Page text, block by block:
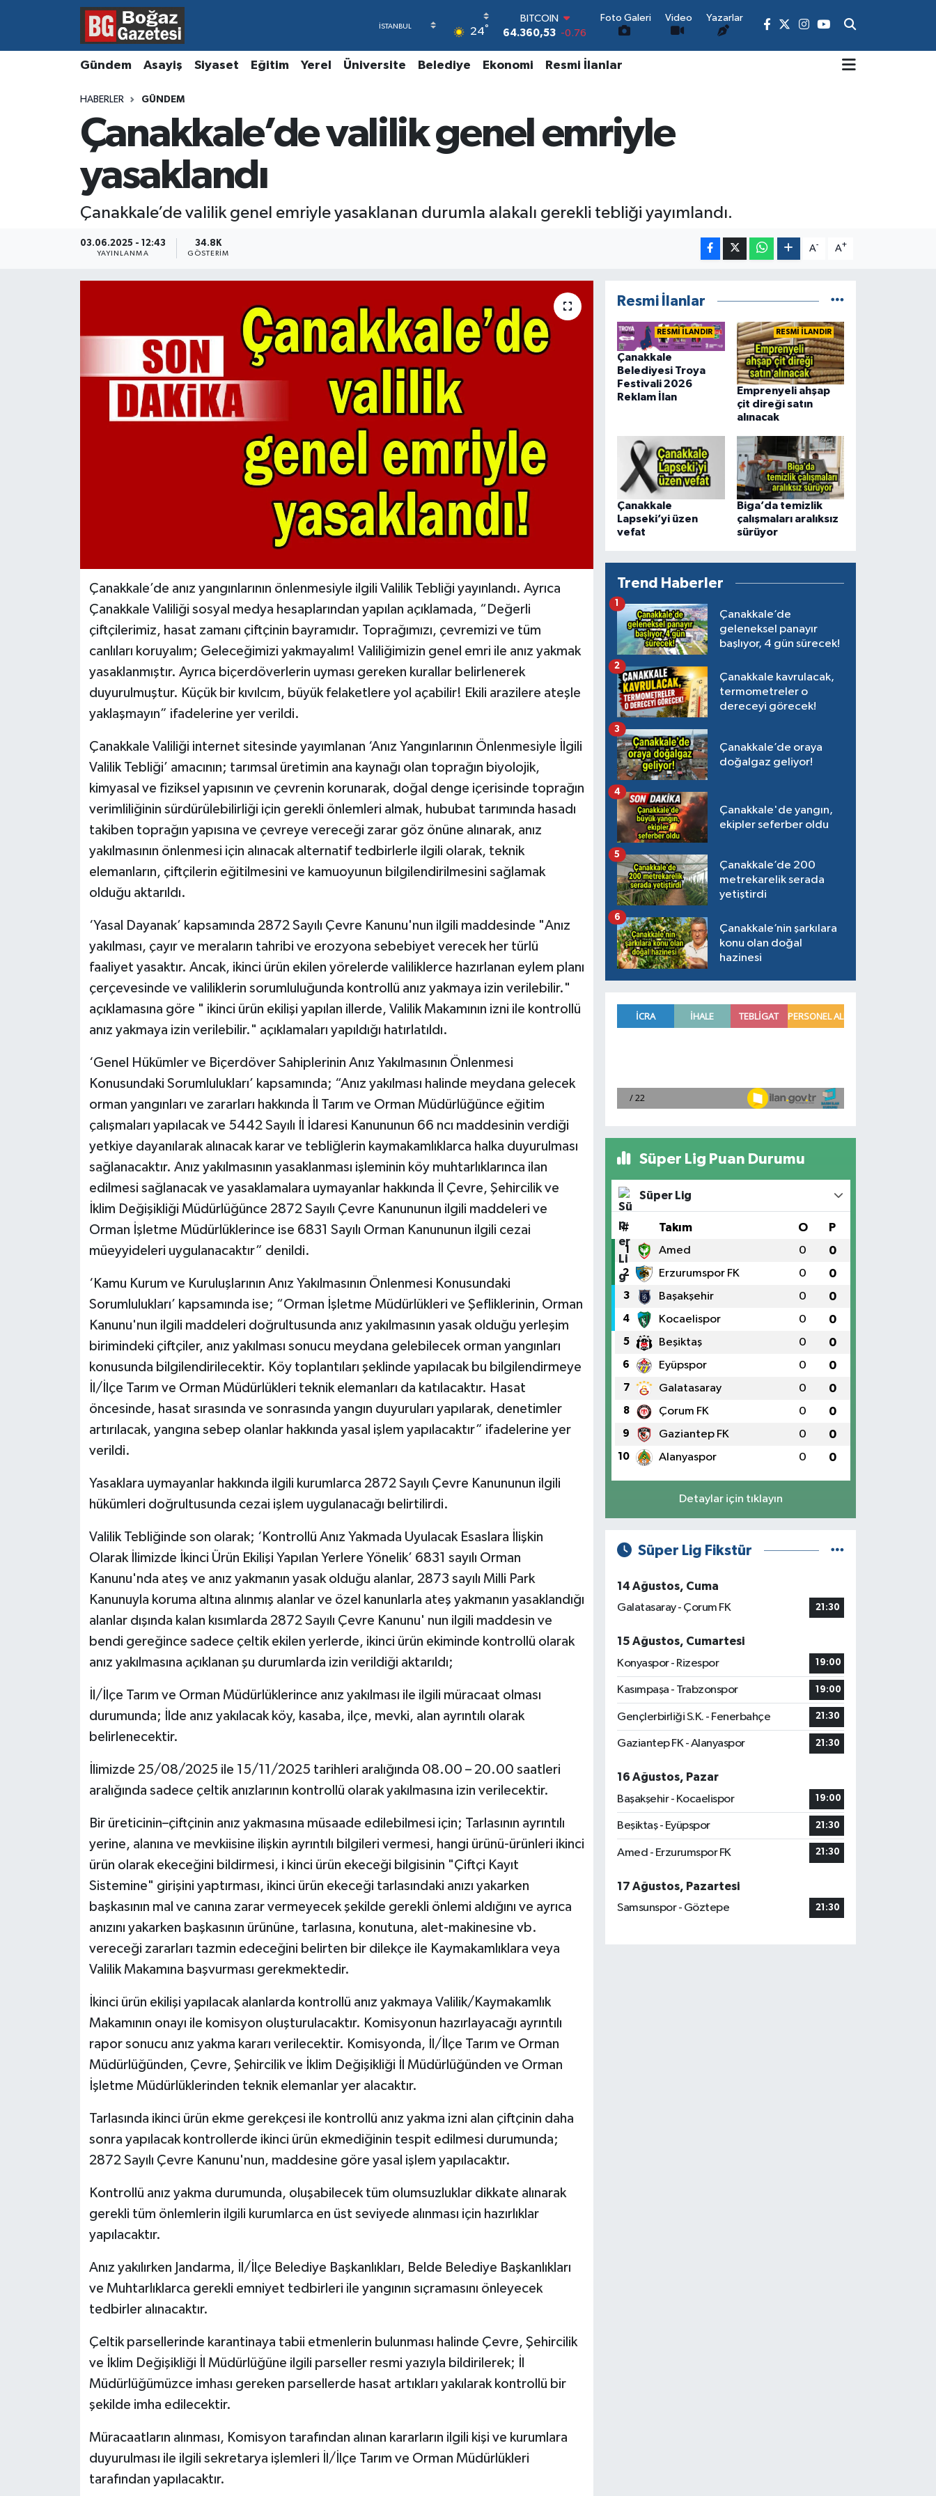
24°
DOLAR
47,7143
0.16
55,0317 -0.02
6574.81
BİST100
13.887
Foto Galeri Video Yazarlar
Gündem Asayiş Siyaset Eğitim Yerel Üniversite Belediye Ekonomi Resmi İlanlar
HABERLER GÜNDEM
Çanakkale’de valilik genel emriyle
yasaklandı
Çanakkale’de valilik genel emriyle yasaklanan durumla alakalı gerekli tebliği yayımlandı.
03.06.2025 - 12:43
YAYINLANMA
34.8K
GÖSTERIM
A- A+
Çanakkale’de anız yangınlarının önlenmesiyle ilgili Valilik Tebliği yayınlandı. Ayrıca
Çanakkale Valiliği sosyal medya hesaplarından yapılan açıklamada, “Değerli
çiftçilerimiz, hasat zamanı çiftçinin bayramıdır. Toprağımızı, çevremizi ve tüm
canlıları koruyalım; Geleceğimizi yakmayalım! Valiliğimizin genel emri ile anız yakmak
yasaklanmıştır. Ayrıca biçerdöverlerin uyması gereken kurallar belirlenerek
duyurulmuştur. Küçük bir kıvılcım, büyük felaketlere yol açabilir! Ekili arazilere ateşle
yaklaşmayın” ifadelerine yer verildi.
Çanakkale Valiliği internet sitesinde yayımlanan ‘Anız Yangınlarının Önlenmesiyle İlgili
Valilik Tebliği’ amacının; tarımsal üretimin ana kaynağı olan toprağın biyolojik,
kimyasal ve fiziksel yapısının ve çevrenin korunarak, doğal denge içerisinde toprağın
verimliliğinin sürdürülebilirliği için gerekli önlemleri almak, hububat tarımında hasadı
takiben toprağın yapısına ve çevreye vereceği zarar göz önüne alınarak, anız
yakılmasının önlenmesi için alınacak alternatif tedbirlerle ilgili olarak, teknik
elemanların, çiftçilerin eğitilmesini ve kamuoyunun bilgilendirilmesini sağlamak
olduğu aktarıldı.
‘Yasal Dayanak’ kapsamında 2872 Sayılı Çevre Kanunu'nun ilgili maddesinde "Anız
yakılması, çayır ve meraların tahribi ve erozyona sebebiyet verecek her türlü
faaliyet yasaktır. Ancak, ikinci ürün ekilen yörelerde valiliklerce hazırlanan eylem planı
çerçevesinde ve valiliklerin sorumluluğunda kontrollü anız yakmaya izin verilebilir."
açıklamasına göre " ikinci ürün ekilişi yapılan illerde, Valilik Makamının izni ile kontrollü
anız yakmaya izin verilebilir." açıklamaları yapıldığı hatırlatıldı.
‘Genel Hükümler ve Biçerdöver Sahiplerinin Anız Yakılmasının Önlenmesi
Konusundaki Sorumlulukları’ kapsamında; “Anız yakılması halinde meydana gelecek
orman yangınları ve zararları hakkında İl Tarım ve Orman Müdürlüğünce eğitim
çalışmaları yapılacak ve 5442 Sayılı İl İdaresi Kanununun 66 ncı maddesinin verdiği
yetkiye dayanılarak alınacak karar ve tebliğlerin kaymakamlıklarca halka duyurulması
sağlanacaktır. Anız yakılmasının yasaklanması işleminin köy muhtarlıklarınca ilan
edilmesi sağlanacak ve yasaklamalara uymayanlar hakkında İl Çevre, Şehircilik ve
İklim Değişikliği Müdürlüğünce 2872 Sayılı Çevre Kanununun ilgili maddeleri ve
Orman İşletme Müdürlüklerince ise 6831 Sayılı Orman Kanununun ilgili cezai
müeyyideleri uygulanacaktır” denildi.
‘Kamu Kurum ve Kuruluşlarının Anız Yakılmasının Önlenmesi Konusundaki
Sorumlulukları’ kapsamında ise; “Orman İşletme Müdürlükleri ve Şefliklerinin, Orman
Kanunu'nun ilgili maddeleri doğrultusunda anız yakılmasının yasak olduğu yerleşim
birimindeki çiftçiler, anız yakılması sonucu meydana gelebilecek orman yangınları
konusunda bilgilendirilecektir. Köy toplantıları şeklinde yapılacak bu bilgilendirmeye
İl/İlçe Tarım ve Orman Müdürlükleri teknik elemanları da katılacaktır. Hasat
öncesinde, hasat sırasında ve sonrasında yangın duyuruları yapılarak, denetimler
artırılacak, yangına sebep olanlar hakkında yasal işlem yapılacaktır” ifadelerine yer
verildi.
Yasaklara uymayanlar hakkında ilgili kurumlarca 2872 Sayılı Çevre Kanununun ilgili
hükümleri doğrultusunda cezai işlem uygulanacağı belirtilirdi.
Valilik Tebliğinde son olarak; ‘Kontrollü Anız Yakmada Uyulacak Esaslara İlişkin
Olarak İlimizde İkinci Ürün Ekilişi Yapılan Yerlere Yönelik’ 6831 sayılı Orman
Kanunu'nda ateş ve anız yakmanın yasak olduğu alanlar, 2873 sayılı Milli Park
Kanunuyla koruma altına alınmış alanlar ve özel kanunlarla ateş yakmanın yasaklandığı
alanlar dışında kalan kısımlarda 2872 Sayılı Çevre Kanunu' nun ilgili maddesin ve
bendi gereğince sadece çeltik ekilen yerlerde, ikinci ürün ekiminde kontrollü olarak
anız yakılmasına açıklanan şu durumlarda izin verildiği aktarıldı;
İl/İlçe Tarım ve Orman Müdürlüklerince anız yakılması ile ilgili müracaat olması
durumunda; İlde anız yakılacak köy, kasaba, ilçe, mevki, alan ayrıntılı olarak
belirlenecektir.
İlimizde 25/08/2025 ile 15/11/2025 tarihleri aralığında 08.00 – 20.00 saatleri
aralığında sadece çeltik anızlarının kontrollü olarak yakılmasına izin verilecektir.
Bir üreticinin–çiftçinin anız yakmasına müsaade edilebilmesi için; Tarlasının ayrıntılı
yerine, alanına ve mevkiisine ilişkin ayrıntılı bilgileri vermesi, hangi ürünü-ürünleri ikinci
ürün olarak ekeceğini bildirmesi, i kinci ürün ekeceği bilgisinin "Çiftçi Kayıt
Sistemine" girişini yaptırması, ikinci ürün ekeceği tarlasındaki anızı yakarken
başkasının mal ve canına zarar vermeyecek şekilde gerekli önlemi aldığını ve ayrıca
anızını yakarken başkasının ürününe, tarlasına, konutuna, alet-makinesine vb.
vereceği zararları tazmin edeceğini belirten bir dilekçe ile Kaymakamlıklara veya
Valilik Makamına başvurması gerekmektedir.
İkinci ürün ekilişi yapılacak alanlarda kontrollü anız yakmaya Valilik/Kaymakamlık
Makamının onayı ile komisyon oluşturulacaktır. Komisyonun hazırlayacağı ayrıntılı
rapor sonucu anız yakma kararı verilecektir. Komisyonda, İl/İlçe Tarım ve Orman
Müdürlüğünden, Çevre, Şehircilik ve İklim Değişikliği İl Müdürlüğünden ve Orman
İşletme Müdürlüklerinden teknik elemanlar yer alacaktır.
Tarlasında ikinci ürün ekme gerekçesi ile kontrollü anız yakma izni alan çiftçinin daha
sonra yapılacak kontrollerde ikinci ürün ekmediğinin tespit edilmesi durumunda;
2872 Sayılı Çevre Kanunu'nun, maddesine göre yasal işlem yapılacaktır.
Kontrollü anız yakma durumunda, oluşabilecek tüm olumsuzluklar dikkate alınarak
gerekli tüm önlemlerin ilgili kurumlarca en üst seviyede alınması için hazırlıklar
yapılacaktır.
Anız yakılırken Jandarma, İl/İlçe Belediye Başkanlıkları, Belde Belediye Başkanlıkları
ve Muhtarlıklarca gerekli emniyet tedbirleri ile yangının sıçramasını önleyecek
tedbirler alınacaktır.
Çeltik parsellerinde karantinaya tabii etmenlerin bulunması halinde Çevre, Şehircilik
ve İklim Değişikliği İl Müdürlüğüne ilgili parseller resmi yazıyla bildirilerek; İl
Müdürlüğümüzce imhası gereken parsellerde hasat artıkları yakılarak kontrollü bir
şekilde imha edilecektir.
Müracaatların alınması, Komisyon tarafından alınan kararların ilgili kişi ve kurumlara
duyurulması ile ilgili sekretarya işlemleri İl/İlçe Tarım ve Orman Müdürlükleri
tarafından yapılacaktır.
Resmi İlanlar
RESMİ İLANDIR
Çanakkale
Belediyesi Troya
Festivali 2026
Reklam İlan
RESMİ İLANDIR
Emprenyeli ahşap
çit direği satın
alınacak
Çanakkale
Lapseki’yi üzen
vefat
Biga’da temizlik
çalışmaları aralıksız
sürüyor
Trend Haberler
Çanakkale’de
geleneksel panayır
başlıyor, 4 gün sürecek!
1
Çanakkale kavrulacak,
termometreler o
dereceyi görecek!
2
Çanakkale’de oraya
doğalgaz geliyor!
3
Çanakkale'de yangın,
ekipler seferber oldu
4
Çanakkale’de 200
metrekarelik serada
yetiştirdi
5
Çanakkale’nin şarkılara
konu olan doğal
hazinesi
6
Süper Lig Puan Durumu
Süper Lig
# Takım O P
1 Amed 0 0
2 Erzurumspor FK 0 0
3 Başakşehir 0 0
4 Kocaelispor 0 0
5 Beşiktaş 0 0
6 Eyüpspor 0 0
7 Galatasaray 0 0
8 Çorum FK 0 0
9 Gaziantep FK 0 0
10 Alanyaspor 0 0
Detaylar için tıklayın
Süper Lig Fikstür
14 Ağustos, Cuma
Galatasaray - Çorum FK
21:30
15 Ağustos, Cumartesi
Konyaspor - Rizespor
19:00
Kasımpaşa - Trabzonspor 19:00
Gençlerbirliği S.K. - Fenerbahçe 21:30
Gaziantep FK - Alanyaspor 21:30
16 Ağustos, Pazar
Başakşehir - Kocaelispor
19:00
Beşiktaş - Eyüpspor 21:30
Amed - Erzurumspor FK 21:30
17 Ağustos, Pazartesi
Samsunspor - Göztepe
21:30
Asayiş
Ekonomi
Kültür ve Sanat
Hava Durumu
Süper Lig Puan Durumu ve Fikstür
Son Dakika Haberleri